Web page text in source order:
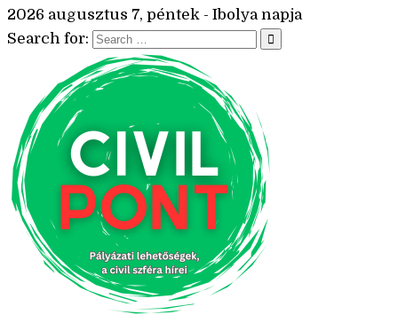
2026 augusztus 7, péntek - Ibolya napja
Search for: